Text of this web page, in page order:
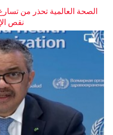
الصحة العالمية تحذر من
نقص